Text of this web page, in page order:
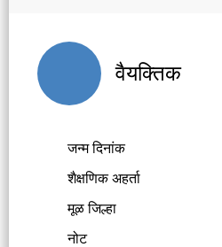
वैयक्तिक
जन्म दिनांक
शैक्षणिक अहर्ता
मूळ जिल्हा
नोट